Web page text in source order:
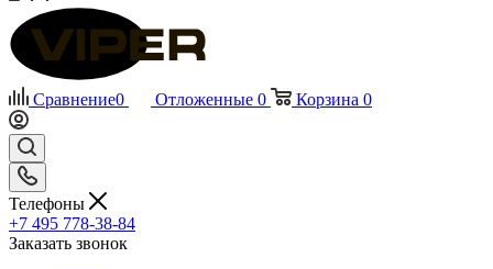
Сравнение0 Отложенные 0 Корзина 0
Телефоны
+7 495 778-38-84
Заказать звонок